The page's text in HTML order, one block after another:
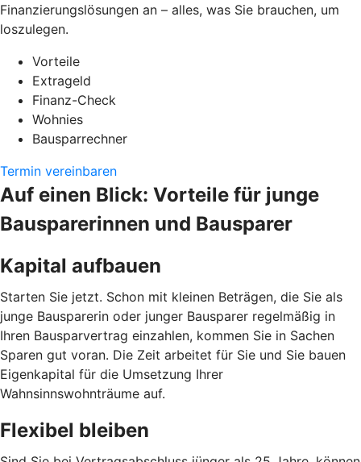
Finanzierungslösungen an – alles, was Sie brauchen, um
loszulegen.
Vorteile
Extrageld
Finanz-Check
Wohnies
Bausparrechner
Termin vereinbaren
Auf einen Blick: Vorteile für junge
Bausparerinnen und Bausparer
Kapital aufbauen
Starten Sie jetzt. Schon mit kleinen Beträgen, die Sie als
junge Bausparerin oder junger Bausparer regelmäßig in
Ihren Bausparvertrag einzahlen, kommen Sie in Sachen
Sparen gut voran. Die Zeit arbeitet für Sie und Sie bauen
Eigenkapital für die Umsetzung Ihrer
Wahnsinnswohnträume auf.
Flexibel bleiben